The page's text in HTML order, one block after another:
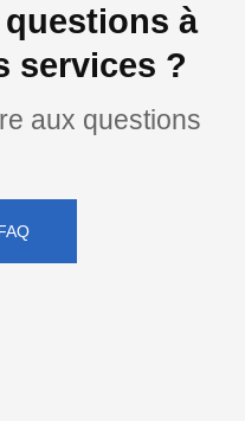
questions à
services ?
aux questions